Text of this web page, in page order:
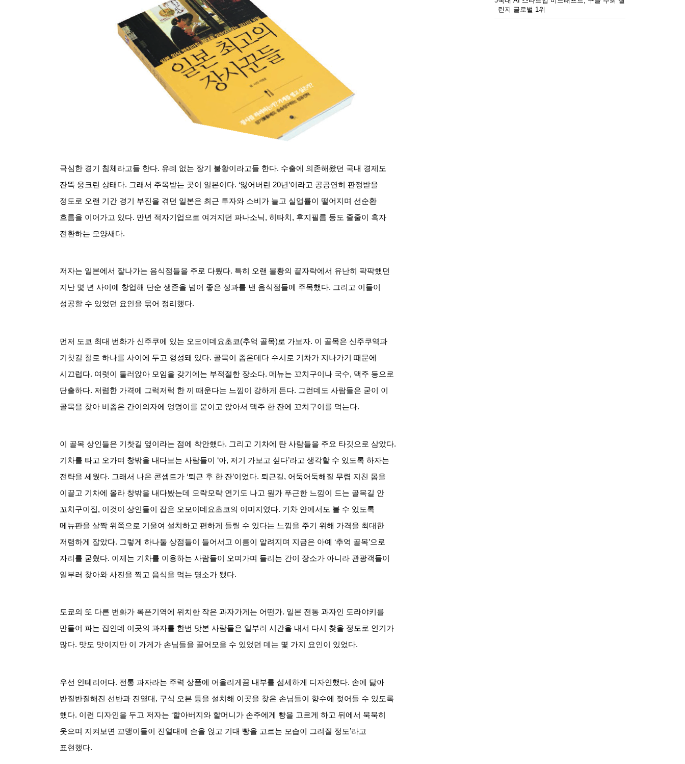
극심한 경기 침체라고들 한다. 유례 없는 장기 불황이라고들 한다. 수출에 의존해왔던 국내 경제도
잔뜩 웅크린 상태다. 그래서 주목받는 곳이 일본이다. ‘잃어버린 20년 ’이라고 공공연히 판정받을
정도로 오랜 기간 경기 부진을 겪던 일본은 최근 투자와 소비가 늘고 실업률이 떨어지며 선순환
흐름을 이어가고 있다. 만년 적자기업으로 여겨지던 파나소닉, 히타치 , 후지필름 등도 줄줄이 흑자
전환하는 모양새다.
저자는 일본에서 잘나가는 음식점들을 주로 다뤘다. 특히 오랜 불황의 끝자락에서 유난히 팍팍했던
지난 몇 년 사이에 창업해 단순 생존을 넘어 좋은 성과를 낸 음식점들에 주목했다. 그리고 이들이
성공할 수 있었던 요인을 묶어 정리했다.
먼저 도쿄 최대 번화가 신주쿠에 있는 오모이데요초코(추억 골목)로 가보자. 이 골목은 신주쿠역과
기찻길 철로 하나를 사이에 두고 형성돼 있다. 골목이 좁은데다 수시로 기차가 지나가기 때문에
시끄럽다. 여럿이 둘러앉아 모임을 갖기에는 부적절한 장소다. 메뉴는 꼬치구이나 국수, 맥주 등으로
단출하다. 저렴한 가격에 그럭저럭 한 끼 때운다는 느낌이 강하게 든다. 그런데도 사람들은 굳이 이
골목을 찾아 비좁은 간이의자에 엉덩이를 붙이고 앉아서 맥주 한 잔에 꼬치구이를 먹는다.
이 골목 상인들은 기찻길 옆이라는 점에 착안했다. 그리고 기차에 탄 사람들을 주요 타깃으로 삼았다.
기차를 타고 오가며 창밖을 내다보는 사람들이
‘아, 저기 가보고 싶다’라고 생각할 수 있도록 하자는
전략을 세웠다. 그래서 나온 콘셉트가 ‘퇴근 후 한 잔’이었다. 퇴근길, 어둑어둑해질 무렵 지친 몸을
이끌고 기차에 올라 창밖을 내다봤는데 모락모락 연기도 나고 뭔가 푸근한 느낌이 드는 골목길 안
꼬치구이집, 이것이 상인들이 잡은 오모이데요초코의 이미지였다. 기차 안에서도 볼 수 있도록
메뉴판을 살짝 위쪽으로 기울여 설치하고 편하게 들릴 수 있다는 느낌을 주기 위해 가격을 최대한
저렴하게 잡았다. 그렇게 하나둘 상점들이 들어서고 이름이 알려지며 지금은 아예 ‘추억 골목’으로
자리를 굳혔다. 이제는 기차를 이용하는 사람들이 오며가며 들리는 간이 장소가 아니라 관광객들이
일부러 찾아와 사진을 찍고 음식을 먹는 명소가 됐다.
도쿄의 또 다른 번화가 록폰기역에 위치한 작은 과자가게는 어떤가. 일본 전통 과자인 도라야키를
만들어 파는 집인데 이곳의 과자를 한번 맛본 사람들은 일부러 시간을 내서 다시 찾을 정도로 인기가
많다. 맛도 맛이지만 이 가게가 손님들을 끌어모을 수 있었던 데는 몇 가지 요인이 있었다.
우선 인테리어다. 전통 과자라는 주력 상품에 어울리게끔 내부를 섬세하게 디자인했다. 손에 닳아
반질반질해진 선반과 진열대, 구식 오븐 등을 설치해 이곳을 찾은 손님들이 향수에 젖어들 수 있도록
했다. 이런 디자인을 두고 저자는 ‘할아버지와 할머니가 손주에게 빵을 고르게 하고 뒤에서 묵묵히
웃으며 지켜보면 꼬맹이들이 진열대에 손을 얹고 기대 빵을 고르는 모습이 그려질 정도’라고
표현했다.
린지 글로벌 1위